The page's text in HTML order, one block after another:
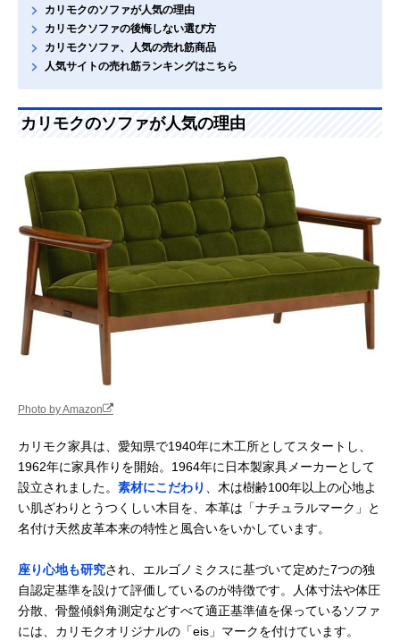
カリモクのソファが人気の理由
カリモクソファの後悔しない選び方
カリモクソファ、人気の売れ筋商品
人気サイトの売れ筋ランキングはこちら
カリモクのソファが人気の理由
Photo by Amazon
カリモク家具は、愛知県で1940年に木工所としてスタートし、
1962年に家具作りを開始。1964年に日本製家具メーカーとして
設立されました。 素材にこだわり
、木は樹齢100年以上の心地よ
い肌ざわりとうつくしい木目を、本革は「ナチュラルマーク」と
名付け天然皮革本来の特性と風合いをいかしています。
座り心地も研究され、エルゴノミクスに基づいて定めた7つの独
自認定基準を設けて評価しているのが特徴です。人体寸法や体圧
分散、骨盤傾斜角測定などすべて適正基準値を保っているソファ
には、カリモクオリジナルの「eis」マークを付けています。